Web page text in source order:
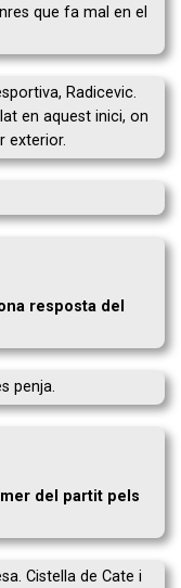
que fa mal en el
Radicevic.
en aquest inici, on
exterior.
resposta del
penja.
del partit pels
Cistella de Cate i